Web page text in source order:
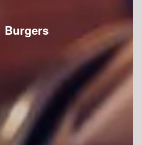
Burgers